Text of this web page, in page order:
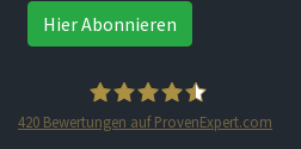
Hier Abonnieren
420 Bewertungen auf ProvenExpert.com